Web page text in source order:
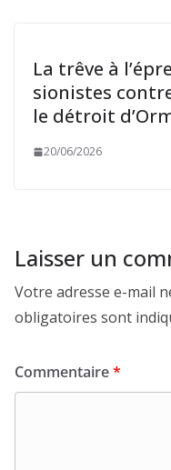
La trêve à
sionistes
le détroit
20/06/2026
Laisser un
Votre adresse e-mail
obligatoires sont
Commentaire*